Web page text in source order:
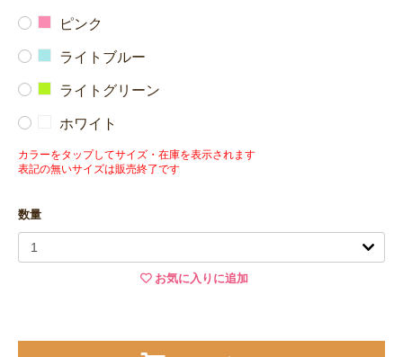
ピンク
ライトブルー
ライトグリーン
ホワイト
カラーをタップしてサイズ・在庫を表示されます
表記の無いサイズは販売終了です
数量
お気に入りに追加